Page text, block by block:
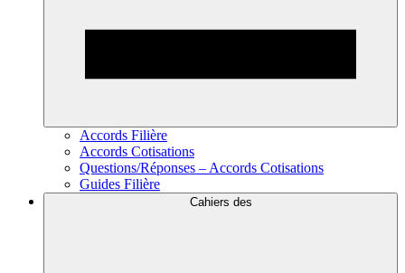
Accords Filière
Accords Cotisations
Questions/Réponses – Accords Cotisations
Guides Filière
Cahiers des